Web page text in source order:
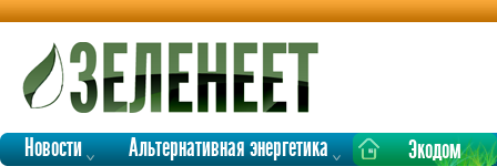
Новости Альтернативная энергетика Экодом